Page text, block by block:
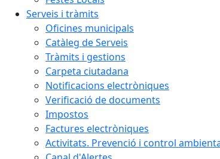
Serveis i tràmits
Oficines municipals
Catàleg de Serveis
Tràmits i gestions
Carpeta ciutadana
Notificacions electròniques
Verificació de documents
Impostos
Factures electròniques
Activitats. Prevenció i control